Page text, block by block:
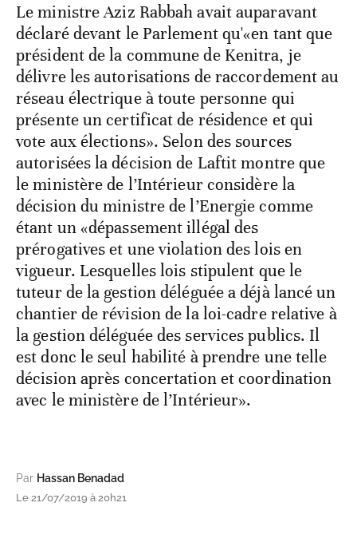
Le ministre Aziz Rabbah avait auparavant
déclaré devant le Parlement qu'«en tant que
président de la commune de Kenitra, je
délivre les autorisations de raccordement au
réseau électrique à toute personne qui
présente un certificat de résidence et qui
vote aux élections». Selon des sources
autorisées la décision de Laftit montre que
le ministère de l’Intérieur considère la
décision du ministre de l’Energie comme
étant un «dépassement illégal des
prérogatives et une violation des lois en
vigueur. Lesquelles lois stipulent que le
tuteur de la gestion déléguée a déjà lancé un
chantier de révision de la loi-cadre relative à
la gestion déléguée des services publics. Il
est donc le seul habilité à prendre une telle
décision après concertation et coordination
avec le ministère de l’Intérieur».
Par Hassan Benadad
Le 21/07/2019 à 20h21